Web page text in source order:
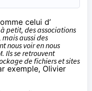
celui d’
petit, des associations
mais aussi des
nous voir en nous
Ils se retrouvent
de fichiers et sites
exemple, Olivier